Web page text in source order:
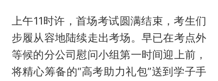
上午11时许，首场考试圆满结束，考生们
步履从容地陆续走出考场。早已在考点外
等候的分公司慰问小组第一时间迎上前，
将精心筹备的“高考助力礼包”送到学子手